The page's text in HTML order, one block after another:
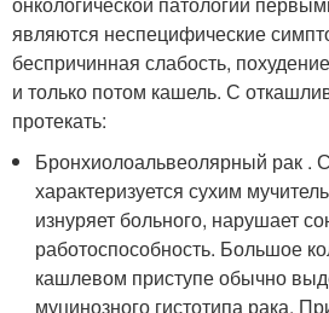
являются неспецифические
беспричинная слабость,
и только потом кашель. С
протекать:
Бронхиолоальвеолярный рак .
характеризуется сухим
изнуряет больного, нарушает
работоспособность. Большое
кашлевом приступе обычно
муцинозного гистотипа рака.